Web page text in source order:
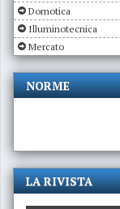
Domotica
Illuminotecnica
Mercato
NORME
LA RIVISTA